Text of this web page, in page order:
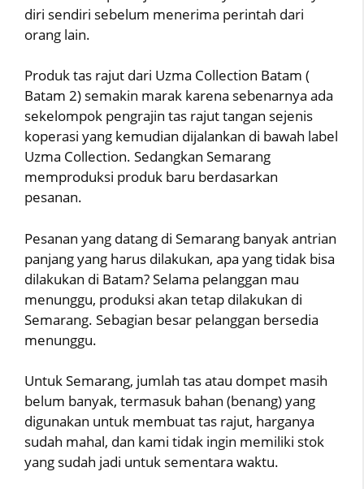
diri sendiri sebelum menerima perintah dari
orang lain.
Produk tas rajut dari Uzma Collection Batam (
Batam 2) semakin marak karena sebenarnya ada
sekelompok pengrajin tas rajut tangan sejenis
koperasi yang kemudian dijalankan di bawah label
Uzma Collection. Sedangkan Semarang
memproduksi produk baru berdasarkan
pesanan.
Pesanan yang datang di Semarang banyak antrian
panjang yang harus dilakukan, apa yang tidak bisa
dilakukan di Batam? Selama pelanggan mau
menunggu, produksi akan tetap dilakukan di
Semarang. Sebagian besar pelanggan bersedia
menunggu.
Untuk Semarang, jumlah tas atau dompet masih
belum banyak, termasuk bahan (benang) yang
digunakan untuk membuat tas rajut, harganya
sudah mahal, dan kami tidak ingin memiliki stok
yang sudah jadi untuk sementara waktu.